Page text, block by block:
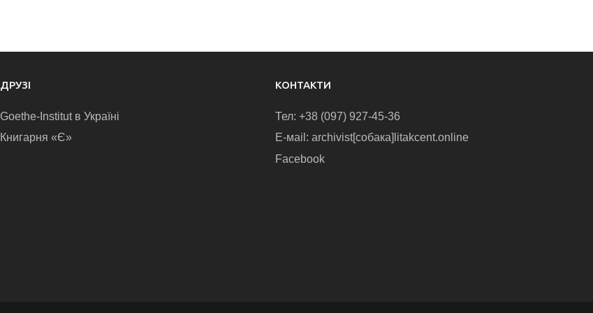
ДРУЗІ
Goethe-Institut в Україні
Книгарня «Є»
КОНТАКТИ
Тел: +38 (097) 927-45-36
E-маіl: archivist[собака]litakcent.online
Facebook